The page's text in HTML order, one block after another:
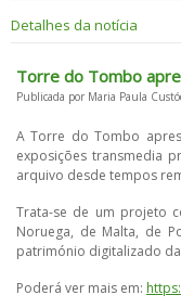
Detalhes da notícia
Torre do Tombo
Publicada por Maria Paula
A Torre do Tombo
exposições transmedia
arquivo desde tempos
Trata-se de um projeto
Noruega, de Malta, de
património digitalizado
Poderá ver mais em: